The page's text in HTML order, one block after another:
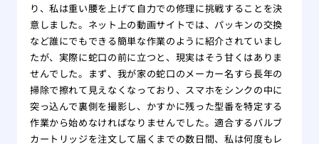
り、私は重い腰を上げて自力での修理に挑戦することを決
意しました。ネット上の動画サイトでは、パッキンの交換
など誰にでもできる簡単な作業のように紹介されていまし
たが、実際に蛇口の前に立つと、現実はそう甘くはありま
せんでした。まず、我が家の蛇口のメーカー名すら長年の
掃除で擦れて見えなくなっており、スマホをシンクの中に
突っ込んで裏側を撮影し、かすかに残った型番を特定する
作業から始めなければなりませんでした。適合するバルブ
カートリッジを注文して届くまでの数日間、私は何度もレ